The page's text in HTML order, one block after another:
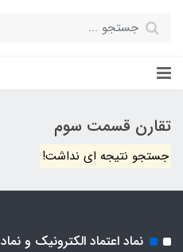
تقارن قسمت سوم
جستجو نتیجه ای نداشت!
نماد اعتماد الکترونیک و نماد